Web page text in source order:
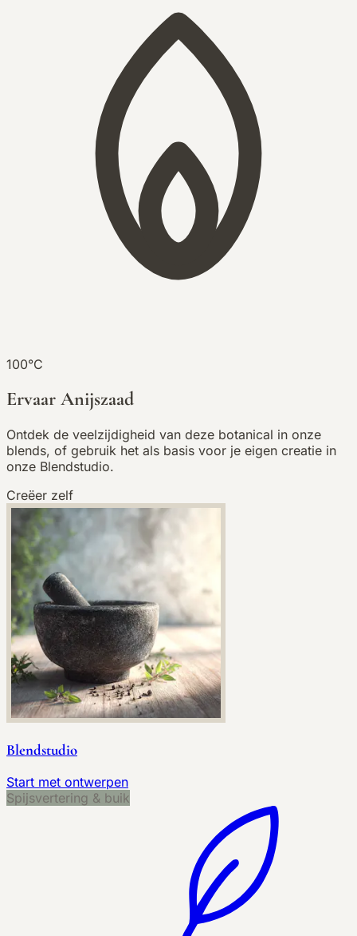
100°C
Ervaar Anijszaad
Ontdek de veelzijdigheid van deze botanical in onze
blends, of gebruik het als basis voor je eigen creatie in
onze Blendstudio.
Creëer zelf
Blendstudio
Start met ontwerpen
Spijsvertering & buik